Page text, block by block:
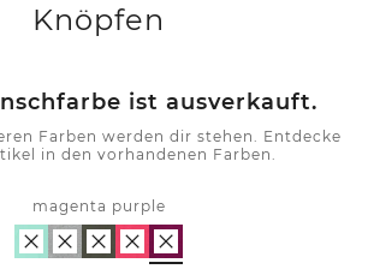
Knöpfen
ist ausverkauft.
Farben werden dir stehen. Entdecke
in den vorhandenen Farben.
magenta purple